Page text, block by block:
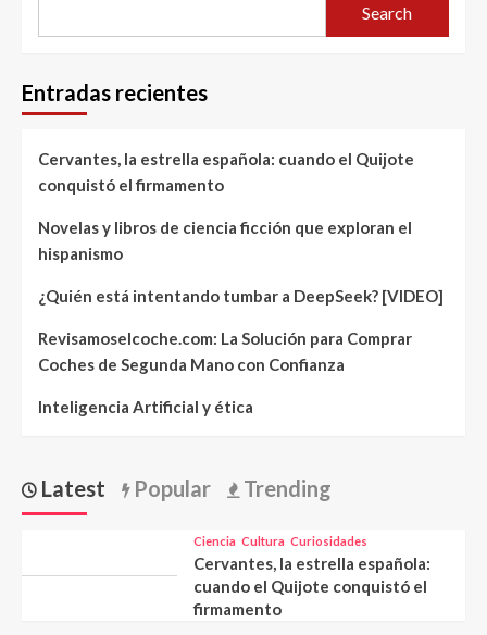
Search
Entradas recientes
Cervantes, la estrella española: cuando el Quijote
conquistó el firmamento
Novelas y libros de ciencia ficción que exploran el
hispanismo
¿Quién está intentando tumbar a DeepSeek? [VIDEO]
Revisamoselcoche.com: La Solución para Comprar
Coches de Segunda Mano con Confianza
Inteligencia Artificial y ética
Latest Popular Trending
Ciencia Cultura Curiosidades
Cervantes, la estrella española:
cuando el Quijote conquistó el
firmamento